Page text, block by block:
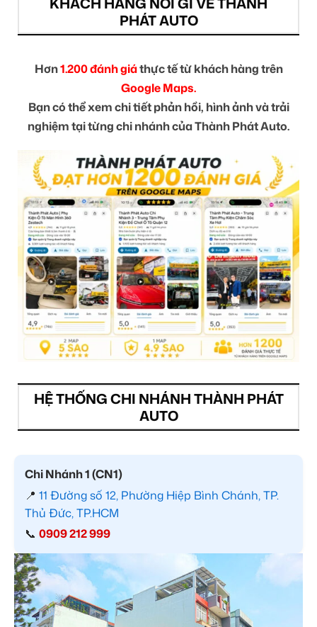
PHÁT AUTO
Hơn1.200 đánh giáthực tế từ khách hàng trên
Google Maps.
Bạn có thể xem chi tiết phản hồi, hình ảnh và trải
nghiệm tại từng chi nhánh của Thành Phát Auto.
HỆ THỐNG CHI NHÁNH THÀNH PHÁT
AUTO
Chi Nhánh 1 (CN1)
📍 11 Đường số 12, Phường Hiệp Bình Chánh, TP.
Thủ Đức, TP.HCM
📞 0909 212 999